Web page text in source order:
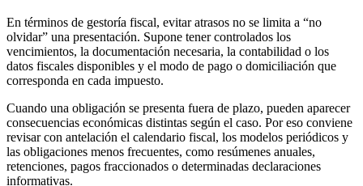
En términos de gestoría fiscal, evitar atrasos no se limita a “no
olvidar” una presentación. Supone tener controlados los
vencimientos, la documentación necesaria, la contabilidad o los
datos fiscales disponibles y el modo de pago o domiciliación que
corresponda en cada impuesto.
Cuando una obligación se presenta fuera de plazo, pueden aparecer
consecuencias económicas distintas según el caso. Por eso conviene
revisar con antelación el calendario fiscal, los modelos periódicos y
las obligaciones menos frecuentes, como resúmenes anuales,
retenciones, pagos fraccionados o determinadas declaraciones
informativas.